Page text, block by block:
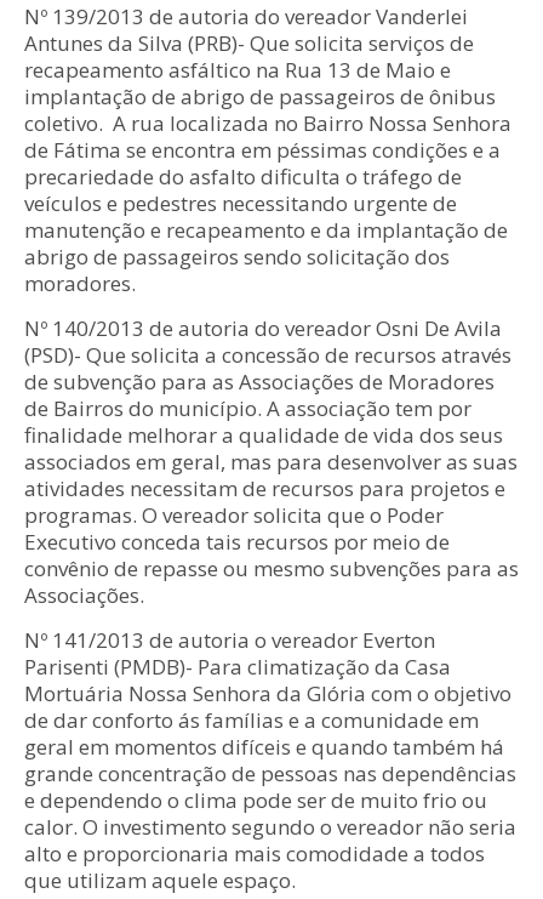
Nº 139/2013 de autoria do vereador Vanderlei
Antunes da Silva (PRB)- Que solicita serviços de
recapeamento asfáltico na Rua 13 de Maio e
implantação de abrigo de passageiros de ônibus
coletivo. A rua localizada no Bairro Nossa Senhora
de Fátima se encontra em péssimas condições e a
precariedade do asfalto dificulta o tráfego de
veículos e pedestres necessitando urgente de
manutenção e recapeamento e da implantação de
abrigo de passageiros sendo solicitação dos
moradores.
Nº 140/2013 de autoria do vereador Osni De Avila
(PSD)- Que solicita a concessão de recursos através
de subvenção para as Associações de Moradores
de Bairros do município. A associação tem por
finalidade melhorar a qualidade de vida dos seus
associados em geral, mas para desenvolver as suas
atividades necessitam de recursos para projetos e
programas. O vereador solicita que o Poder
Executivo conceda tais recursos por meio de
convênio de repasse ou mesmo subvenções para as
Associações.
Nº 141/2013 de autoria o vereador Everton
Parisenti (PMDB)- Para climatização da Casa
Mortuária Nossa Senhora da Glória com o objetivo
de dar conforto ás famílias e a comunidade em
geral em momentos difíceis e quando também há
grande concentração de pessoas nas dependências
e dependendo o clima pode ser de muito frio ou
calor. O investimento segundo o vereador não seria
alto e proporcionaria mais comodidade a todos
que utilizam aquele espaço.